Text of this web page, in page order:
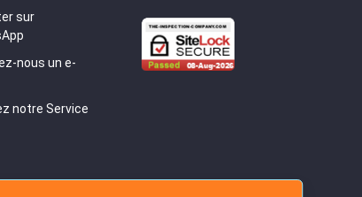
sur
nous un e-
notre Service